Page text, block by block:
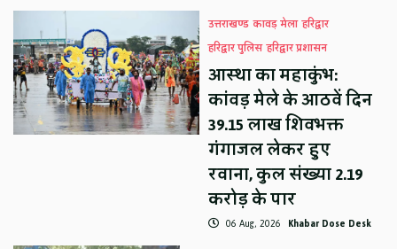
उत्तराखण्ड कावड़ मेला हरिद्वार
हरिद्वार पुलिस हरिद्वार प्रशासन
आस्था का महाकुंभ:
कांवड़ मेले के आठवें दिन
39.15 लाख शिवभक्त
गंगाजल लेकर हुए
रवाना, कुल संख्या 2.19
करोड़ के पार
06 Aug, 2026 Khabar Dose Desk